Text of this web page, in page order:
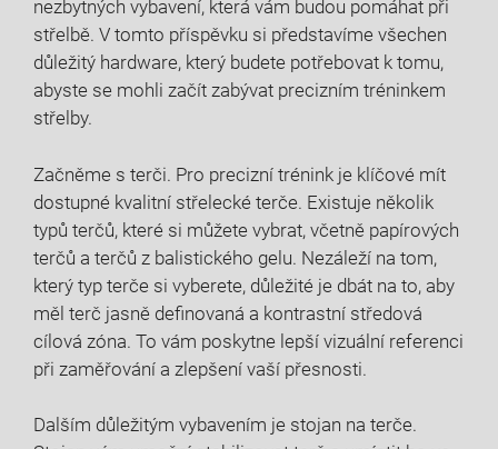
nezbytných vybavení, která vám budou pomáhat při
střelbě. V tomto příspěvku si představíme všechen
důležitý hardware, který budete potřebovat k tomu,
abyste se mohli začít zabývat precizním tréninkem
střelby.
Začněme s terči. Pro precizní trénink je klíčové mít
dostupné kvalitní střelecké terče. Existuje několik
typů terčů, které si můžete vybrat, včetně papírových
terčů a terčů z balistického gelu. Nezáleží na tom,
který typ terče si vyberete, důležité je dbát na to, aby
měl terč jasně definovaná a kontrastní středová
cílová zóna. To vám poskytne lepší vizuální referenci
při zaměřování a zlepšení vaší přesnosti.
Dalším důležitým vybavením je stojan na terče.